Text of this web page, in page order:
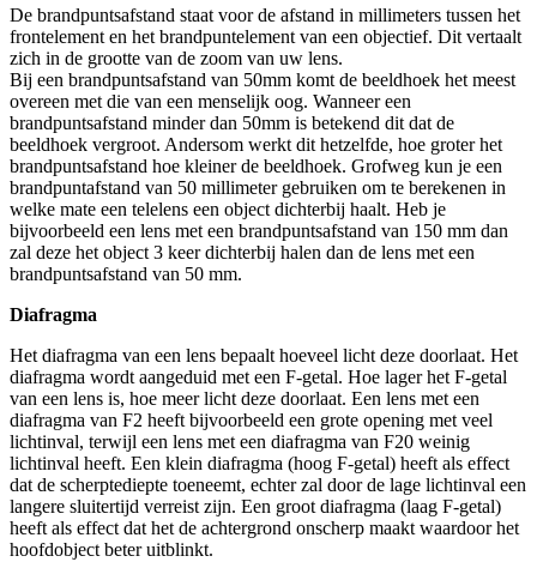
De brandpuntsafstand staat voor de afstand in millimeters tussen het
frontelement en het brandpuntelement van een objectief. Dit vertaalt
zich in de grootte van de zoom van uw lens.
Bij een brandpuntsafstand van 50mm komt de beeldhoek het meest
overeen met die van een menselijk oog. Wanneer een
brandpuntsafstand minder dan 50mm is betekend dit dat de
beeldhoek vergroot. Andersom werkt dit hetzelfde, hoe groter het
brandpuntsafstand hoe kleiner de beeldhoek. Grofweg kun je een
brandpuntafstand van 50 millimeter gebruiken om te berekenen in
welke mate een telelens een object dichterbij haalt. Heb je
bijvoorbeeld een lens met een brandpuntsafstand van 150 mm dan
zal deze het object 3 keer dichterbij halen dan de lens met een
brandpuntsafstand van 50 mm.
Diafragma
Het diafragma van een lens bepaalt hoeveel licht deze doorlaat. Het
diafragma wordt aangeduid met een F-getal. Hoe lager het F-getal
van een lens is, hoe meer licht deze doorlaat. Een lens met een
diafragma van F2 heeft bijvoorbeeld een grote opening met veel
lichtinval, terwijl een lens met een diafragma van F20 weinig
lichtinval heeft. Een klein diafragma (hoog F-getal) heeft als effect
dat de scherptediepte toeneemt, echter zal door de lage lichtinval een
langere sluitertijd verreist zijn. Een groot diafragma (laag F-getal)
heeft als effect dat het de achtergrond onscherp maakt waardoor het
hoofdobject beter uitblinkt.